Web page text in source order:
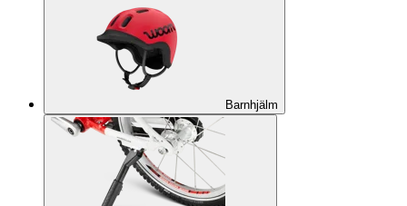
Barnhjälm